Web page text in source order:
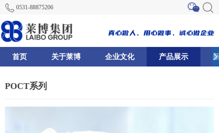
0531-88875206
首页 关于莱博 企业文化 产品展示
POCT系列